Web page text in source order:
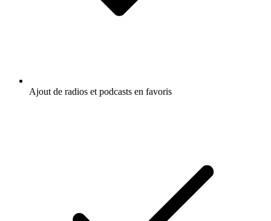
Ajout de radios et podcasts en favoris